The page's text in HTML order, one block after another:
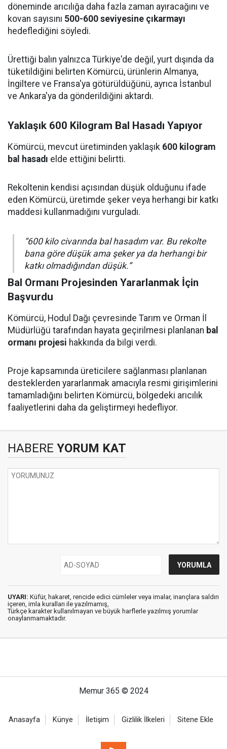
döneminde arıcılığa daha fazla zaman ayıracağını ve
kovan sayısını 500-600 seviyesine çıkarmayı
hedeflediğini söyledi.
Ürettiği balın yalnızca Türkiye'de değil, yurt dışında da
tüketildiğini belirten Kömürcü, ürünlerin Almanya,
İngiltere ve Fransa'ya götürüldüğünü, ayrıca İstanbul
ve Ankara'ya da gönderildiğini aktardı.
Yaklaşık 600 Kilogram Bal Hasadı Yapıyor
Kömürcü, mevcut üretiminden yaklaşık 600 kilogram
bal hasadı elde ettiğini belirtti.
Rekoltenin kendisi açısından düşük olduğunu ifade
eden Kömürcü, üretimde şeker veya herhangi bir katkı
maddesi kullanmadığını vurguladı.
“600 kilo civarında bal hasadım var. Bu rekolte
bana göre düşük ama şeker ya da herhangi bir
katkı olmadığından düşük.”
Bal Ormanı Projesinden Yararlanmak İçin
Başvurdu
Kömürcü, Hodul Dağı çevresinde Tarım ve Orman İl
Müdürlüğü tarafından hayata geçirilmesi planlanan bal
ormanı projesi hakkında da bilgi verdi.
Proje kapsamında üreticilere sağlanması planlanan
desteklerden yararlanmak amacıyla resmi girişimlerini
tamamladığını belirten Kömürcü, bölgedeki arıcılık
faaliyetlerini daha da geliştirmeyi hedefliyor.
HABERE YORUM KAT
UYARI: Küfür, hakaret, rencide edici cümleler veya imalar, inançlara saldırı
içeren, imla kuralları ile yazılmamış,
Türkçe karakter kullanılmayan ve büyük harflerle yazılmış yorumlar
onaylanmamaktadır.
Memur 365 © 2024
Anasayfa Künye İletişim Gizlilik İlkeleri Sitene Ekle